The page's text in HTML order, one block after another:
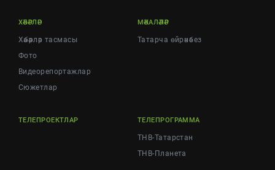
ХӘБӘРЛӘР
Хәбәрләр тасмасы
Фото
Видеорепортажлар
Cюжетлар
МӘКАЛӘЛӘР
Татарча өйрәнәбез
ТЕЛЕПРОЕКТЛАР ТЕЛЕПРОГРАММА
ТНВ-Татарстан
ТНВ-Планета